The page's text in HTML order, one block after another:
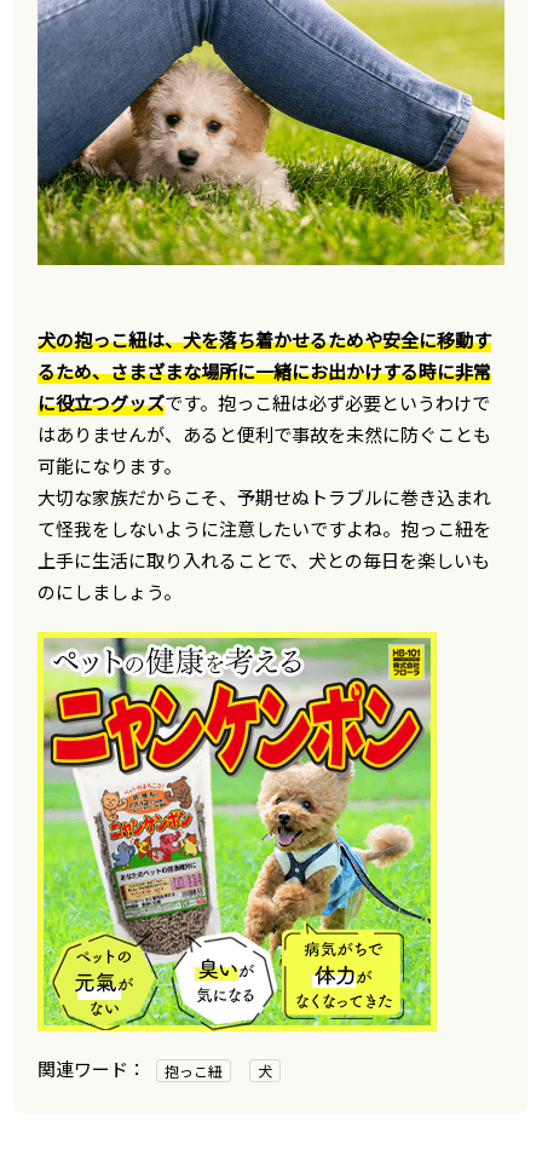
犬の抱っこ紐は、犬を落ち着かせるためや安全に移動す
るため、さまざまな場所に一緒にお出かけする時に非常
に役立つグッズです。抱っこ紐は必ず必要というわけで
はありませんが、あると便利で事故を未然に防ぐことも
可能になります。
大切な家族だからこそ、予期せぬトラブルに巻き込まれ
て怪我をしないように注意したいですよね。抱っこ紐を
上手に生活に取り入れることで、犬との毎日を楽しいも
のにしましょう。
抱っこ紐 犬